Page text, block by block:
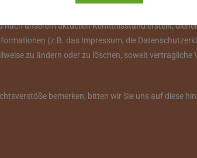
unserem aktuellen Kenntnisstand erstellt,
(z.B. das Impressum, die
zu ändern oder zu löschen, soweit
bemerken, bitten wir Sie uns auf diese